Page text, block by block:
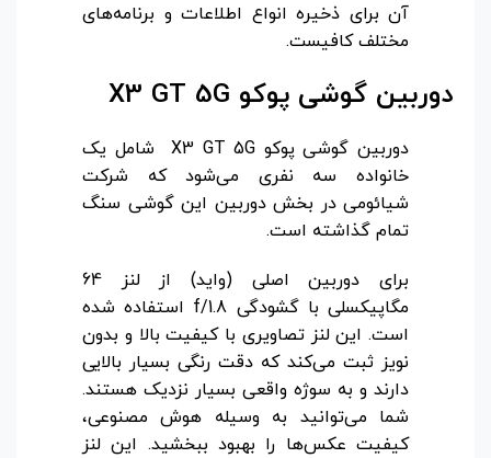
آن برای ذخیره انواع اطلاعات و برنامه‌های
مختلف کافیست.
دوربین گوشی پوکو X3 GT 5G
دوربین گوشی پوکو X3 GT 5G شامل یک
خانواده سه نفری می‌شود که شرکت
شیائومی در بخش دوربین این گوشی سنگ
تمام گذاشته است.
برای دوربین اصلی (واید) از لنز 64
مگاپیکسلی با گشودگی f/1.8 استفاده شده
است. این لنز تصاویری با کیفیت بالا و بدون
نویز ثبت می‌کند که دقت رنگی بسیار بالایی
دارند و به سوژه واقعی بسیار نزدیک هستند.
شما می‌توانید به وسیله هوش مصنوعی،
کیفیت عکس‌ها را بهبود ببخشید. این لنز